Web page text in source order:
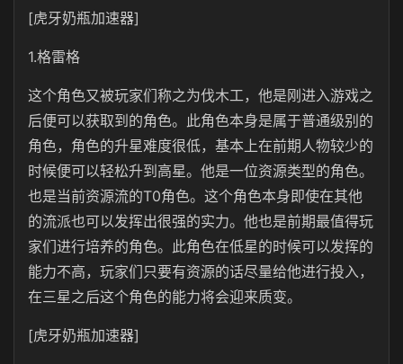
[虎牙奶瓶加速器]
1.格雷格
这个角色又被玩家们称之为伐木工，他是刚进入游戏之
后便可以获取到的角色。此角色本身是属于普通级别的
角色，角色的升星难度很低，基本上在前期人物较少的
时候便可以轻松升到高星。他是一位资源类型的角色。
也是当前资源流的T0角色。这个角色本身即使在其他
的流派也可以发挥出很强的实力。他也是前期最值得玩
家们进行培养的角色。此角色在低星的时候可以发挥的
能力不高，玩家们只要有资源的话尽量给他进行投入，
在三星之后这个角色的能力将会迎来质变。
[虎牙奶瓶加速器]